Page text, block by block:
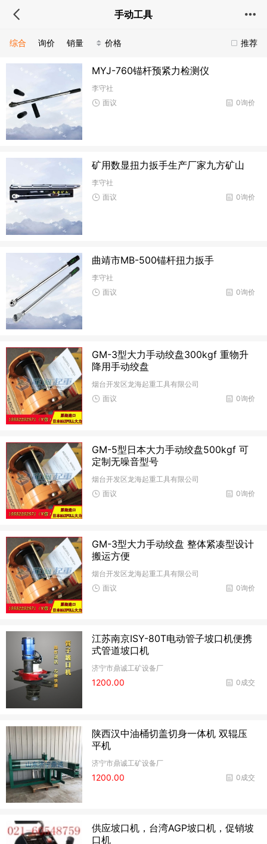
手动工具
推荐
综合 询价 销量 价格
MYJ-760锚杆预紧力检测仪
李守社
0询价
面议
矿用数显扭力扳手生产厂家九方矿山
李守社
0询价
面议
曲靖市MB-500锚杆扭力扳手
李守社
0询价
面议
GM-3型大力手动绞盘300kgf 重物升
降用手动绞盘
烟台开发区龙海起重工具有限公司
0询价
面议
GM-5型日本大力手动绞盘500kgf 可
定制无噪音型号
烟台开发区龙海起重工具有限公司
0询价
面议
GM-3型大力手动绞盘 整体紧凑型设计
搬运方便
烟台开发区龙海起重工具有限公司
0询价
面议
江苏南京ISY-80T电动管子坡口机便携
式管道坡口机
济宁市鼎诚工矿设备厂
0成交
1200.00
陕西汉中油桶切盖切身一体机 双辊压
平机
济宁市鼎诚工矿设备厂
0成交
1200.00
供应坡口机，台湾AGP坡口机，促销坡
口机